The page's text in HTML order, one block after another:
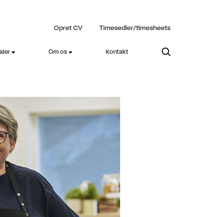
Opret CV Timesedler/timesheets
Om os Kontakt